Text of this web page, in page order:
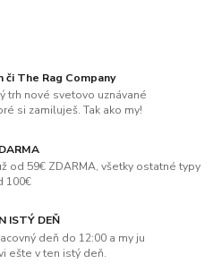
či The Rag Company
trh nové svetovo uznávané
si zamiluješ. Tak ako my!
od 59€ ZDARMA, všetky ostatné typy
100€
ISTÝ DEŇ
deň do 12:00 a my ju
ešte v ten istý deň.